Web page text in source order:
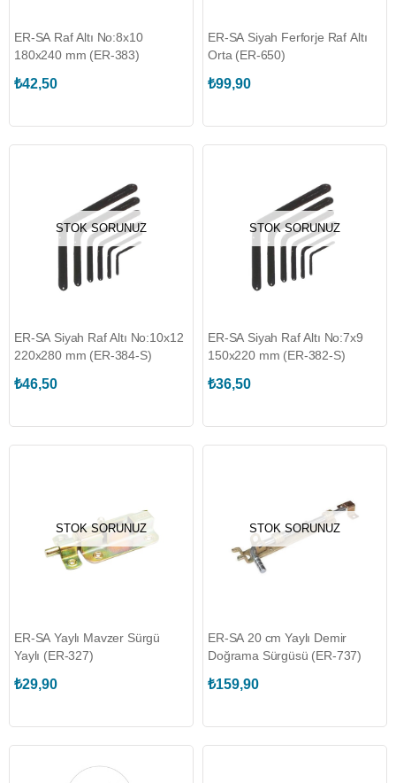
ER-SA Raf Altı No:8x10
180x240 mm (ER-383)
₺42,50
ER-SA Siyah Ferforje Raf Altı
Orta (ER-650)
₺99,90
STOK SORUNUZ
ER-SA Siyah Raf Altı No:10x12
220x280 mm (ER-384-S)
₺46,50
STOK SORUNUZ
ER-SA Siyah Raf Altı No:7x9
150x220 mm (ER-382-S)
₺36,50
STOK SORUNUZ
ER-SA Yaylı Mavzer Sürgü
Yaylı (ER-327)
₺29,90
STOK SORUNUZ
ER-SA 20 cm Yaylı Demir
Doğrama Sürgüsü (ER-737)
₺159,90